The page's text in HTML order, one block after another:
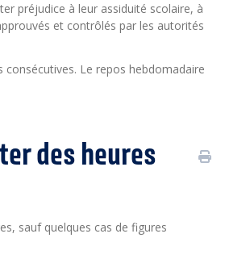
préjudice à leur assiduité scolaire, à
et contrôlés par les autorités
Le repos hebdomadaire
des heures
sauf quelques cas de figures